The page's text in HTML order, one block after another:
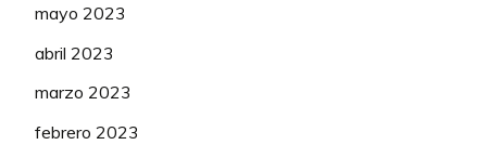
mayo 2023
abril 2023
marzo 2023
febrero 2023